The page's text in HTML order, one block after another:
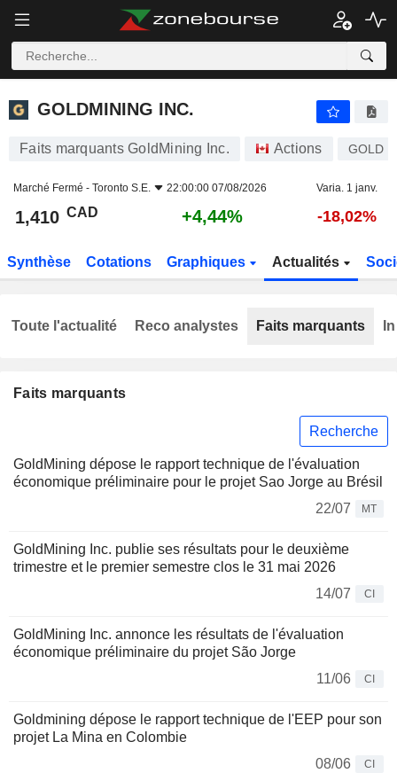
GOLDMINING INC.
GOLDMINING INC.
Faits marquants GoldMining Inc. Actions GOLD
Marché Fermé - Toronto S.E. 22:00:00 07/08/2026 Varia. 1 janv.
1,410 CAD +4,44% -18,02%
Synthèse Cotations Graphiques Actualités
Faits marquants
Recherche
GoldMining dépose le rapport technique de l'évaluation
économique préliminaire pour le projet Sao Jorge au Brésil
22/07
MT
GoldMining Inc. publie ses résultats pour le deuxième
trimestre et le premier semestre clos le 31 mai 2026
14/07
CI
GoldMining Inc. annonce les résultats de l'évaluation
économique préliminaire du projet São Jorge
11/06
CI
Goldmining dépose le rapport technique de l'EEP pour son
projet La Mina en Colombie
08/06
CI
Toute l'actualité Reco analystes Faits marquants